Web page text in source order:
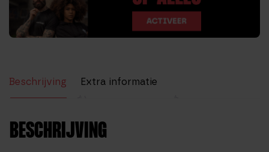
Beschrijving
Extra informatie
BESCHRIJVING